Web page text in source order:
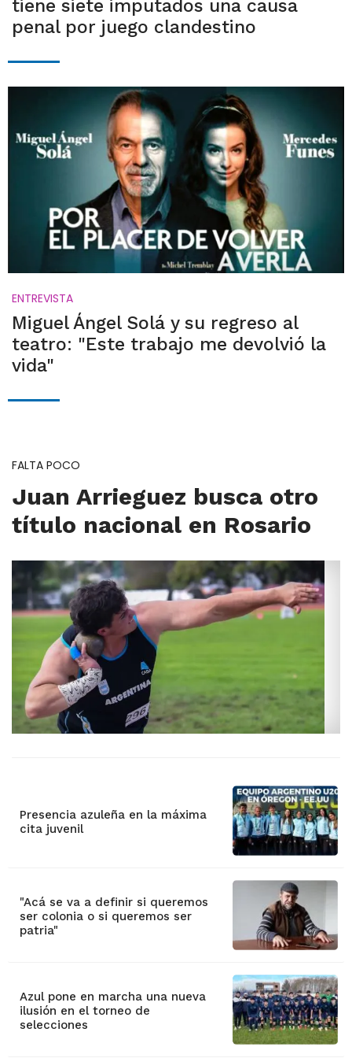
tiene siete imputados una causa
penal por juego clandestino
ENTREVISTA
Miguel Ángel Solá y su regreso al
teatro: "Este trabajo me devolvió la
vida"
FALTA POCO
Juan Arrieguez busca otro
título nacional en Rosario
Presencia azuleña en la máxima
cita juvenil
"Acá se va a definir si queremos
ser colonia o si queremos ser
patria"
Azul pone en marcha una nueva
ilusión en el torneo de
selecciones